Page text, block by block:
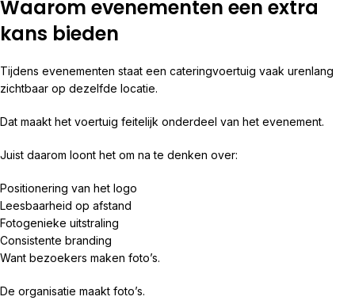
Waarom evenementen een extra
kans bieden
Tijdens evenementen staat een cateringvoertuig vaak urenlang
zichtbaar op dezelfde locatie.
Dat maakt het voertuig feitelijk onderdeel van het evenement.
Juist daarom loont het om na te denken over:
Positionering van het logo
Leesbaarheid op afstand
Fotogenieke uitstraling
Consistente branding
Want bezoekers maken foto’s.
De organisatie maakt foto’s.